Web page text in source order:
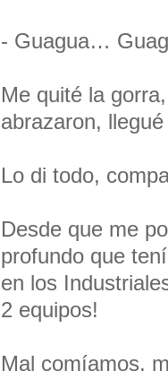
- Guagua…
Me quité la
abrazaron,
Lo di todo,
Desde que me
profundo que
en los
2 equipos!
Mal comíamos,